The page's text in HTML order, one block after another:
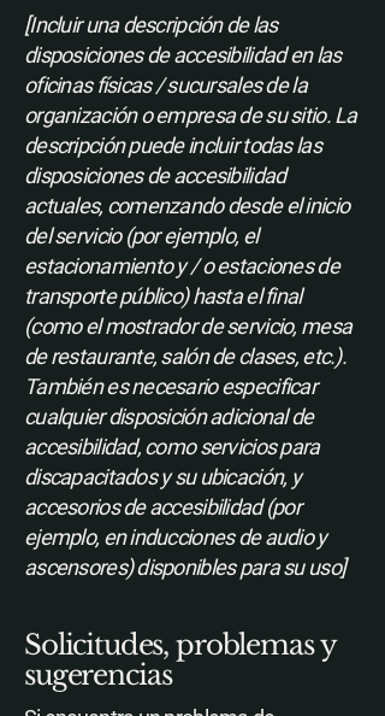
[Incluir una descripción de las
disposiciones de accesibilidad en las
oficinas físicas / sucursales de la
organización o empresa de su sitio. La
descripción puede incluir todas las
disposiciones de accesibilidad
actuales, comenzando desde el inicio
del servicio (por ejemplo, el
estacionamiento y / o estaciones de
transporte público) hasta el final
(como el mostrador de servicio, mesa
de restaurante, salón de clases, etc.).
También es necesario especificar
cualquier disposición adicional de
accesibilidad, como servicios para
discapacitados y su ubicación, y
accesorios de accesibilidad (por
ejemplo, en inducciones de audio y
ascensores) disponibles para su uso]
Solicitudes, problemas y
sugerencias